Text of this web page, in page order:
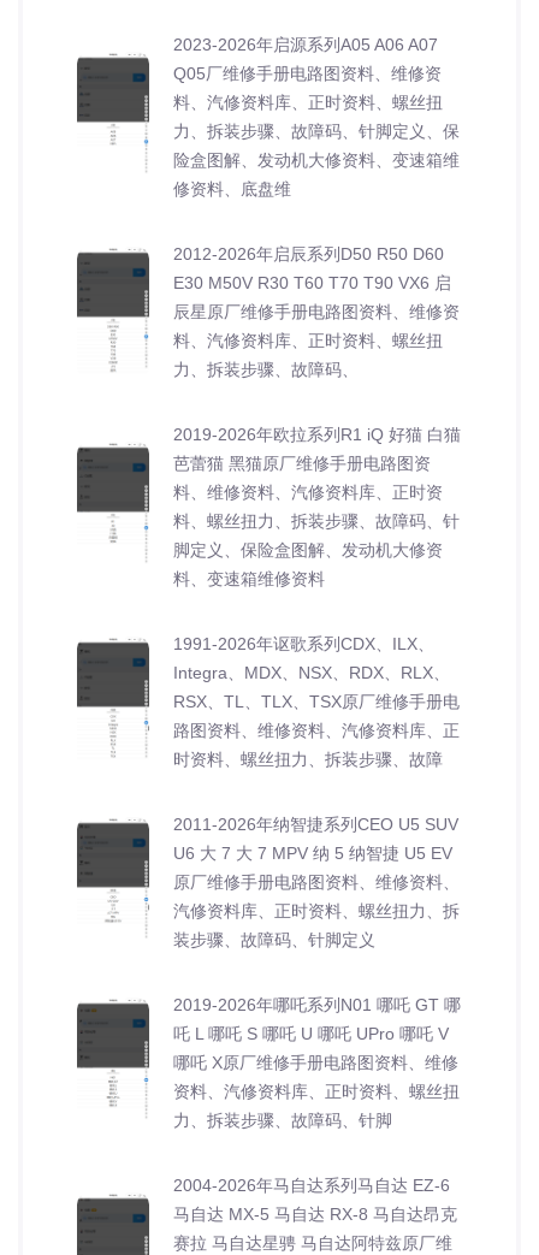
2023-2026年启源系列A05 A06 A07
Q05厂维修手册电路图资料、维修资
料、汽修资料库、正时资料、螺丝扭
力、拆装步骤、故障码、针脚定义、保
险盒图解、发动机大修资料、变速箱维
修资料、底盘维
2012-2026年启辰系列D50 R50 D60
E30 M50V R30 T60 T70 T90 VX6 启
辰星原厂维修手册电路图资料、维修资
料、汽修资料库、正时资料、螺丝扭
力、拆装步骤、故障码、
2019-2026年欧拉系列R1 iQ 好猫 白猫
芭蕾猫 黑猫原厂维修手册电路图资
料、维修资料、汽修资料库、正时资
料、螺丝扭力、拆装步骤、故障码、针
脚定义、保险盒图解、发动机大修资
料、变速箱维修资料
1991-2026年讴歌系列CDX、ILX、
Integra、MDX、NSX、RDX、RLX、
RSX、TL、TLX、TSX原厂维修手册电
路图资料、维修资料、汽修资料库、正
时资料、螺丝扭力、拆装步骤、故障
2011-2026年纳智捷系列CEO U5 SUV
U6 大 7 大 7 MPV 纳 5 纳智捷 U5 EV
原厂维修手册电路图资料、维修资料、
汽修资料库、正时资料、螺丝扭力、拆
装步骤、故障码、针脚定义
2019-2026年哪吒系列N01 哪吒 GT 哪
吒 L 哪吒 S 哪吒 U 哪吒 UPro 哪吒 V
哪吒 X原厂维修手册电路图资料、维修
资料、汽修资料库、正时资料、螺丝扭
力、拆装步骤、故障码、针脚
2004-2026年马自达系列马自达 EZ-6
马自达 MX-5 马自达 RX-8 马自达昂克
赛拉 马自达星骋 马自达阿特兹原厂维